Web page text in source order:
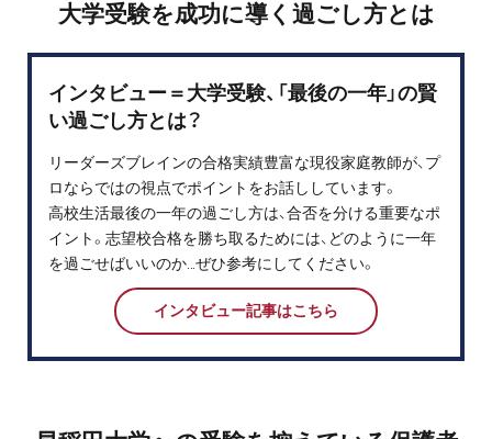
大学受験を成功に導く過ごし方とは
インタビュー＝大学受験、「最後の一年」の賢
い過ごし方とは？
リーダーズブレインの合格実績豊富な現役家庭教師が、プ
ロならではの視点でポイントをお話ししています。
高校生活最後の一年の過ごし方は、合否を分ける重要なポ
イント。志望校合格を勝ち取るためには、どのように一年
を過ごせばいいのか…ぜひ参考にしてください。
インタビュー記事はこちら